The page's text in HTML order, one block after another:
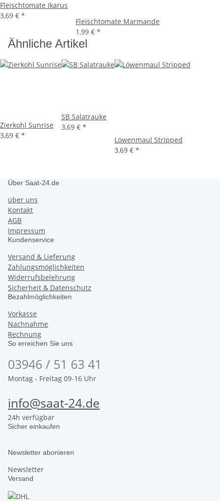
Fleischtomate Ikarus
3,69 € *
Fleischtomate Marmande
1,99 € *
Ähnliche Artikel
Zierkohl Sunrise
3,69 € *
SB Salatrauke
3,69 € *
Löwenmaul Stripped
3,69 € *
Über Saat-24.de
über uns
Kontakt
AGB
Impressum
Kundenservice
Versand & Lieferung
Zahlungsmöglichkeiten
Widerrufsbelehrung
Sicherheit & Datenschutz
Bezahlmöglichkeiten
Vorkasse
Nachnahme
Rechnung
So erreichen Sie uns
03946 / 51 63 41
Montag - Freitag 09-16 Uhr
info@saat-24.de
24h verfügbar
Sicher einkaufen
Newsletter abonieren
Newsletter
Versand